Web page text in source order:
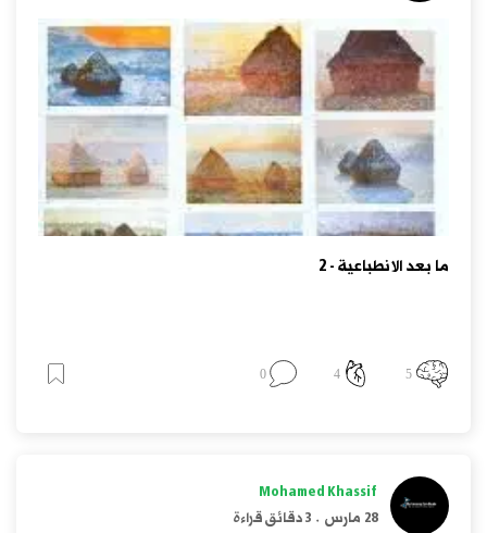
المنظمة العربية للثقافة والعلوم، ط. الأولى 2016. Paul
Signac - D'Eugène Delacroix au néo-impressionnisme",
Henry Floury, Paris 1911Félix Fénéon, Les impressionniste
en 1886, Publications de la Vogue, paris 1886Ernst
Gombrich, Histoire de l’art, TR/ J. Combe et Claude
Lauriol, Flammarion, Paris 1982
ما بعد الانطباعية - 2
5
4
0
Mohamed Khassif
28 مارس
. 3 دقائق قراءة